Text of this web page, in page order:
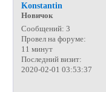
Konstantin
Новичок
Сообщений: 3
Провел на форуме:
11 минут
Последний визит:
2020-02-01 03:53:37